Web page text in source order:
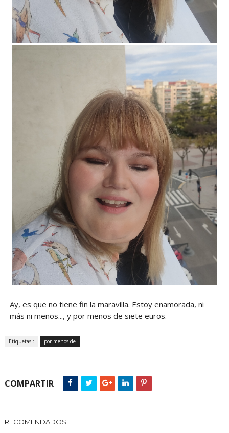
Ay, es que no tiene fin la maravilla. Estoy enamorada, ni
más ni menos..., y por menos de siete euros.
Etiquetas : por menos de
COMPARTIR
RECOMENDADOS